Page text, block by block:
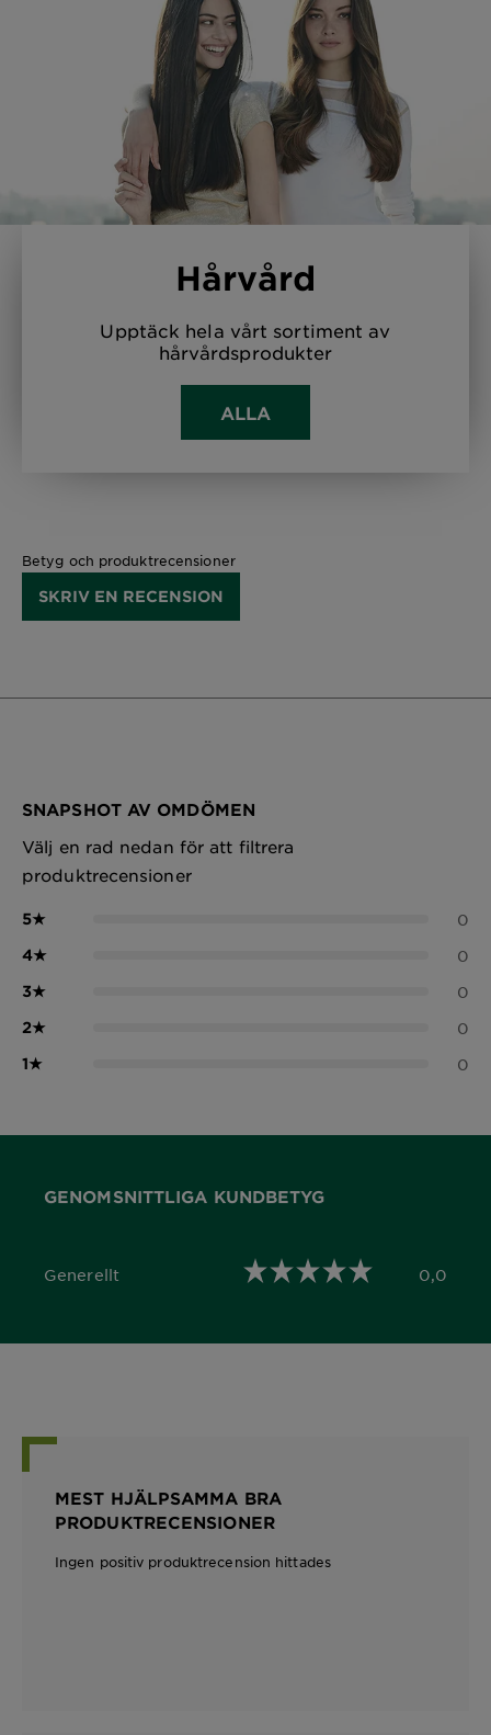
Hårvård
Upptäck hela vårt sortiment av
hårvårdsprodukter
ALLA
Betyg och produktrecensioner
SKRIV EN RECENSION
SNAPSHOT AV OMDÖMEN
Välj en rad nedan för att filtrera
produktrecensioner
5★ 0
4★ 0
3★ 0
2★ 0
1★ 0
GENOMSNITTLIGA KUNDBETYG
Generellt
0,0 out of 5 stars 0,0
MEST HJÄLPSAMMA BRA
PRODUKTRECENSIONER
Ingen positiv produktrecension hittades